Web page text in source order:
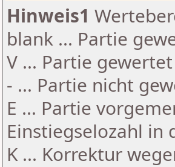
Hinweis1
blank ... Partie
V ... Partie
- ... Partie nicht
E ... Partie
Einstiegselozahl in
K ... Korrektur